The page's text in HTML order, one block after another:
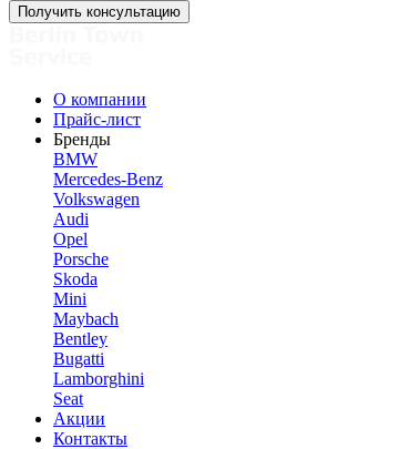
Получить консультацию
О компании
Прайс-лист
Бренды
BMW
Mercedes-Benz
Volkswagen
Audi
Opel
Porsche
Skoda
Mini
Maybach
Bentley
Bugatti
Lamborghini
Seat
Акции
Контакты